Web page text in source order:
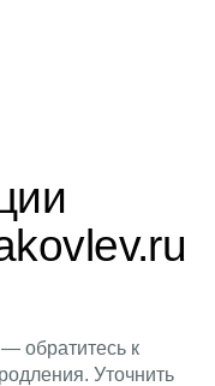
обратитесь к
Уточнить